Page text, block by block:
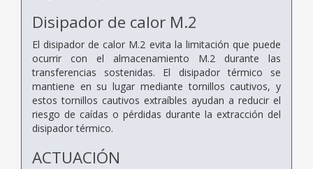
Disipador de calor M.2
El disipador de calor M.2 evita la limitación que puede
ocurrir con el almacenamiento M.2 durante las
transferencias sostenidas. El disipador térmico se
mantiene en su lugar mediante tornillos cautivos, y
estos tornillos cautivos extraíbles ayudan a reducir el
riesgo de caídas o pérdidas durante la extracción del
disipador térmico.
ACTUACIÓN